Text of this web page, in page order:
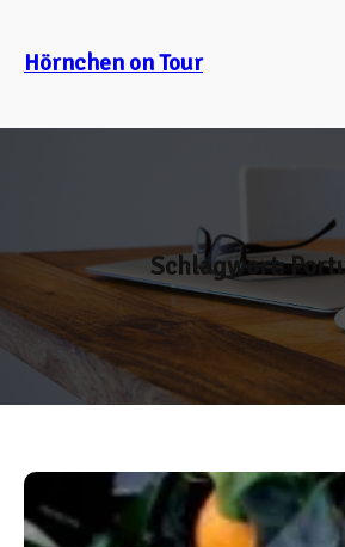
springen
Hörnchen on Tour
Schlagwort: